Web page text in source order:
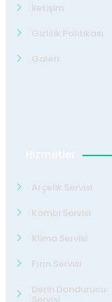
İletişim
Gizlilik Politikası
Galeri
Hizmetler
Arçelik Servisi
Kombi Servisi
Klima Servisi
Fırın Servisi
Derin Dondurucu